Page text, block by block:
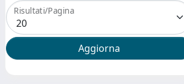
Risultati/Pagina